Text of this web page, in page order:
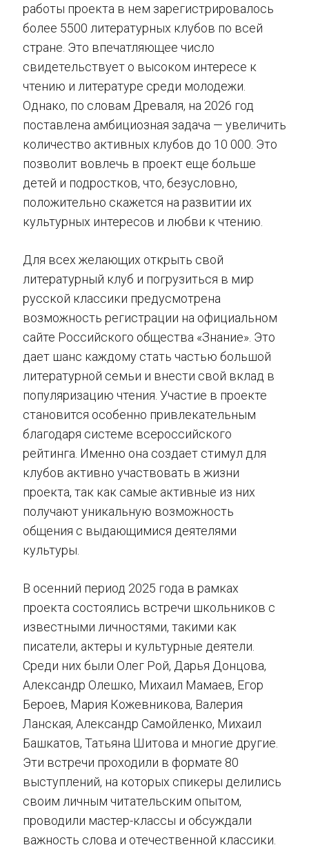
работы проекта в нем зарегистрировалось
более 5500 литературных клубов по всей
стране. Это впечатляющее число
свидетельствует о высоком интересе к
чтению и литературе среди молодежи.
Однако, по словам Древаля, на 2026 год
поставлена амбициозная задача — увеличить
количество активных клубов до 10 000. Это
позволит вовлечь в проект еще больше
детей и подростков, что, безусловно,
положительно скажется на развитии их
культурных интересов и любви к чтению.
Для всех желающих открыть свой
литературный клуб и погрузиться в мир
русской классики предусмотрена
возможность регистрации на официальном
сайте Российского общества «Знание». Это
дает шанс каждому стать частью большой
литературной семьи и внести свой вклад в
популяризацию чтения. Участие в проекте
становится особенно привлекательным
благодаря системе всероссийского
рейтинга. Именно она создает стимул для
клубов активно участвовать в жизни
проекта, так как самые активные из них
получают уникальную возможность
общения с выдающимися деятелями
культуры.
В осенний период 2025 года в рамках
проекта состоялись встречи школьников с
известными личностями, такими как
писатели, актеры и культурные деятели.
Среди них были Олег Рой, Дарья Донцова,
Александр Олешко, Михаил Мамаев, Егор
Бероев, Мария Кожевникова, Валерия
Ланская, Александр Самойленко, Михаил
Башкатов, Татьяна Шитова и многие другие.
Эти встречи проходили в формате 80
выступлений, на которых спикеры делились
своим личным читательским опытом,
проводили мастер-классы и обсуждали
важность слова и отечественной классики.